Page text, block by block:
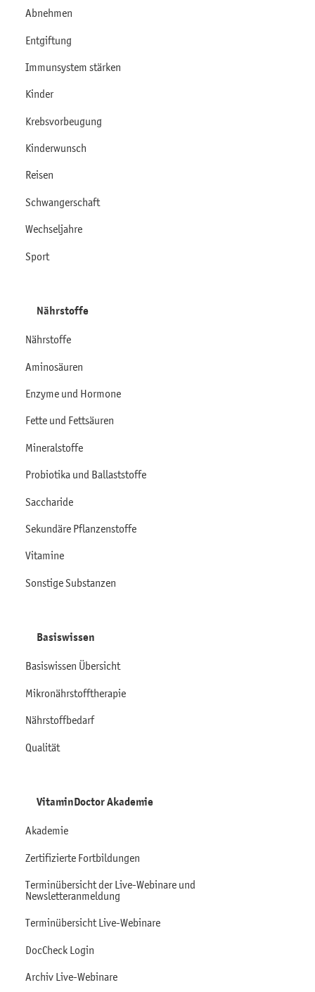
Abnehmen
Entgiftung
Immunsystem stärken
Kinder
Krebsvorbeugung
Kinderwunsch
Reisen
Schwangerschaft
Wechseljahre
Sport
Nährstoffe
Nährstoffe
Aminosäuren
Enzyme und Hormone
Fette und Fettsäuren
Mineralstoffe
Probiotika und Ballaststoffe
Saccharide
Sekundäre Pflanzenstoffe
Vitamine
Sonstige Substanzen
Basiswissen
Basiswissen Übersicht
Mikronährstofftherapie
Nährstoffbedarf
Qualität
VitaminDoctor Akademie
Akademie
Zertifizierte Fortbildungen
Terminübersicht der Live-Webinare und
Newsletteranmeldung
Terminübersicht Live-Webinare
DocCheck Login
Archiv Live-Webinare